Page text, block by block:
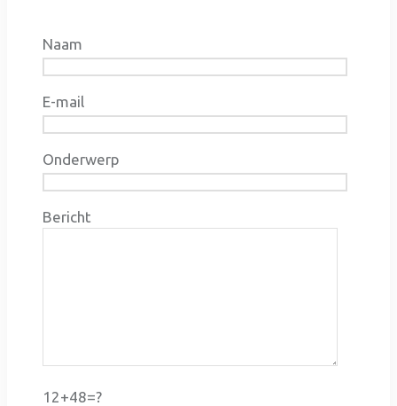
Naam
E-mail
Onderwerp
Bericht
12+48=?